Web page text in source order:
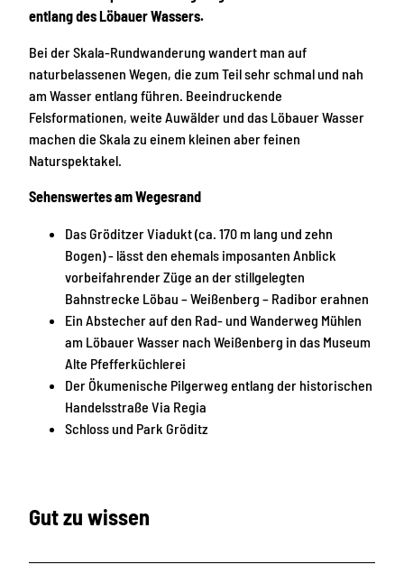
entlang des Löbauer Wassers.
Bei der Skala-Rundwanderung wandert man auf
naturbelassenen Wegen, die zum Teil sehr schmal und nah
am Wasser entlang führen. Beeindruckende
Felsformationen, weite Auwälder und das Löbauer Wasser
machen die Skala zu einem kleinen aber feinen
Naturspektakel.
Sehenswertes am Wegesrand
Das Gröditzer Viadukt (ca. 170 m lang und zehn
Bogen) - lässt den ehemals imposanten Anblick
vorbeifahrender Züge an der stillgelegten
Bahnstrecke Löbau – Weißenberg – Radibor erahnen
Ein Abstecher auf den Rad- und Wanderweg Mühlen
am Löbauer Wasser nach Weißenberg in das Museum
Alte Pfefferküchlerei
Der Ökumenische Pilgerweg entlang der historischen
Handelsstraße Via Regia
Schloss und Park Gröditz
Gut zu wissen